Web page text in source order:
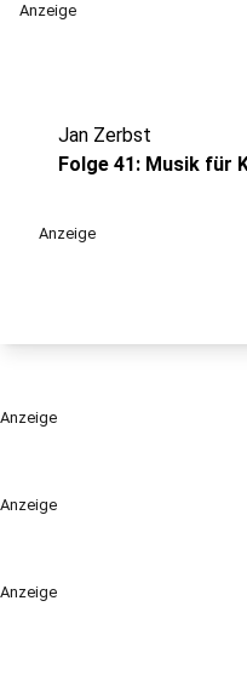
Anzeige
Anzeige
Anzeige
Jan Zerbst
Folge 41: Musik für
Anzeige
Anzeige